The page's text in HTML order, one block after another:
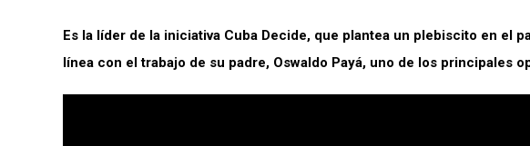
Es la líder de la iniciativa Cuba Decide, que plantea un plebiscito en el
línea con el trabajo de su padre, Oswaldo Payá, uno de los principales